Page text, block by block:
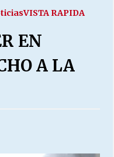
VISTA RAPIDA
EN
A LA